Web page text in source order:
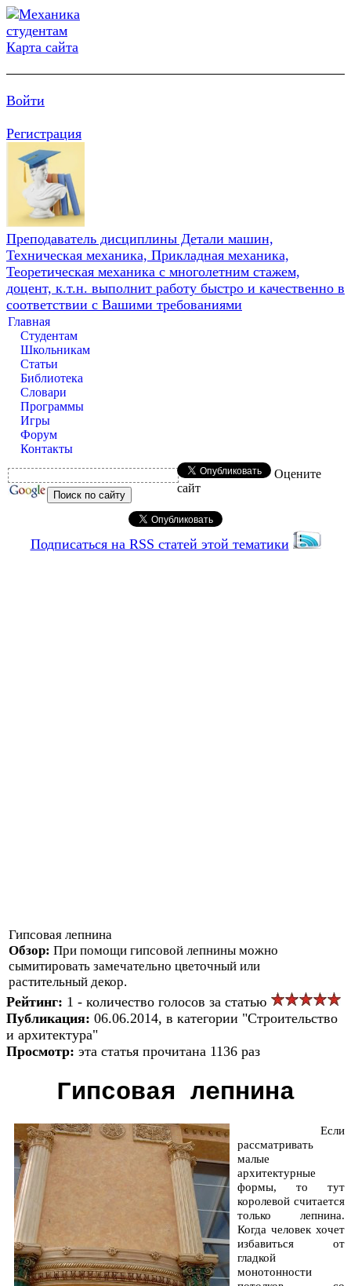
Карта сайта
Войти
Регистрация
Преподаватель дисциплины Детали машин,
Техническая механика, Прикладная механика,
Теоретическая механика с многолетним стажем,
доцент, к.т.н. выполнит работу быстро и качественно в
соответствии с Вашими требованиями
Главная
Студентам
Школьникам
Статьи
Библиотека
Словари
Программы
Игры
Форум
Контакты
Оцените
сайт
Подписаться на RSS статей этой тематики
Гипсовая лепнина
Обзор: При помощи гипсовой лепнины можно
сымитировать замечательно цветочный или
растительный декор.
Рейтинг: 1 - количество голосов за статью
Публикация: 06.06.2014, в категории "Строительство
и архитектура"
Просмотр: эта статья прочитана 1136 раз
Гипсовая лепнина
Если
рассматривать
малые
архитектурные
формы, то тут
королевой считается
только лепнина.
Когда человек хочет
избавиться от
гладкой
монотонности